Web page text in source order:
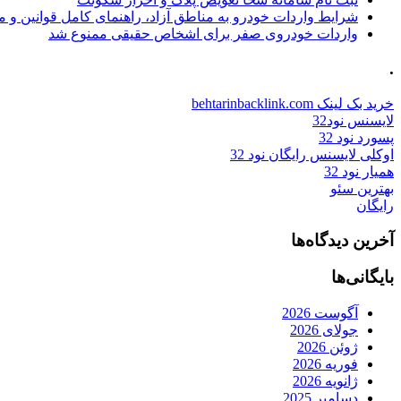
شرایط واردات خودرو به مناطق آزاد، راهنمای کامل قوانین و
واردات خودروی صفر برای اشخاص حقیقی ممنوع شد
.
خرید بک لینک behtarinbacklink.com
لایسنس نود32
پسورد نود 32
اوکلی لایسنس رایگان نود 32
همیار نود 32
بهترین سئو
رایگان
آخرین دیدگاه‌ها
بایگانی‌ها
آگوست 2026
جولای 2026
ژوئن 2026
فوریه 2026
ژانویه 2026
دسامبر 2025